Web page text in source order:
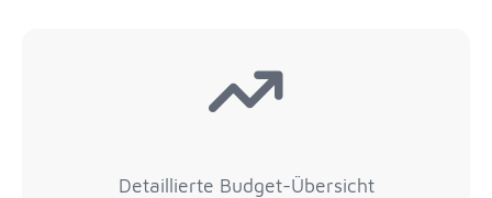
Detaillierte Budget-Übersicht